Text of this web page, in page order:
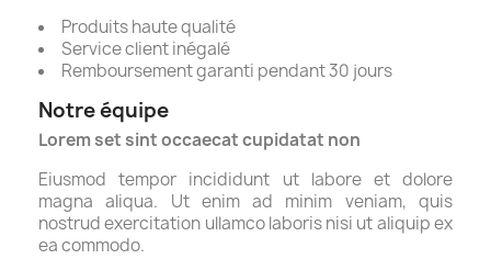
Produits haute qualité
Service client inégalé
Remboursement garanti pendant 30 jours
Notre équipe
Lorem set sint occaecat cupidatat non
Eiusmod tempor incididunt ut labore et dolore
magna aliqua. Ut enim ad minim veniam, quis
nostrud exercitation ullamco laboris nisi ut aliquip ex
ea commodo.